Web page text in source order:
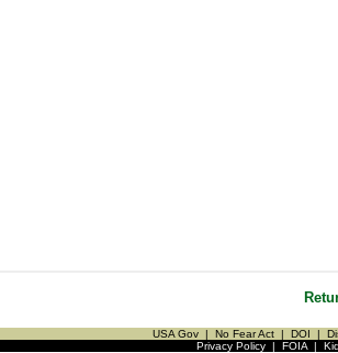
USA Gov | No Fear Act | DOI |
Privacy Policy| FOIA|